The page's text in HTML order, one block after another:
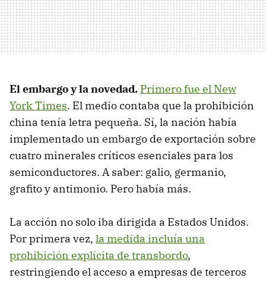
El embargo y la novedad. Primero fue el New
York Times. El medio contaba que la prohibición
china tenía letra pequeña. Sí, la nación había
implementado un embargo de exportación sobre
cuatro minerales críticos esenciales para los
semiconductores. A saber: galio, germanio,
grafito y antimonio. Pero había más.
La acción no solo iba dirigida a Estados Unidos.
Por primera vez, la medida incluía una
prohibición explícita de transbordo,
restringiendo el acceso a empresas de terceros